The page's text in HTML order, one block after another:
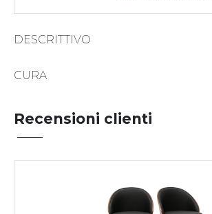
DESCRITTIVO
CURA
Recensioni clienti